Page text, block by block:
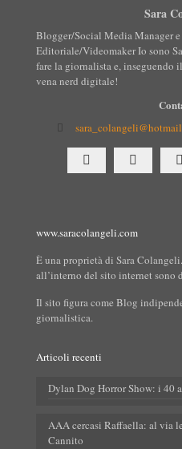
Sara
Blogger/Social Media Manager
Editoriale/Videomaker Io sono
fare la giornalista e, inseguendo
vena nerd digitale!
www.saracolangeli.com
È una proprietà di Sara
all’interno del sito internet sono
Il sito figura come Blog
giornalistica.
Articoli recenti
Dylan Dog Horror Show: i 40
AAA cercasi Raffaella: al via
Cannito